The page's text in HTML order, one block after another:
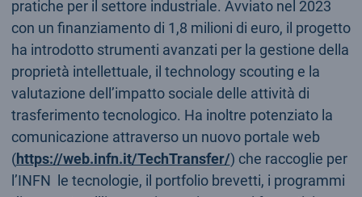
pratiche per il settore industriale. Avviato nel 2023
con un finanziamento di 1,8 milioni di euro, il progetto
ha introdotto strumenti avanzati per la gestione della
proprietà intellettuale, il technology scouting e la
valutazione dell’impatto sociale delle attività di
trasferimento tecnologico. Ha inoltre potenziato la
comunicazione attraverso un nuovo portale web
(https://web.infn.it/TechTransfer/) che raccoglie per
l’INFN le tecnologie, il portfolio brevetti, i programmi